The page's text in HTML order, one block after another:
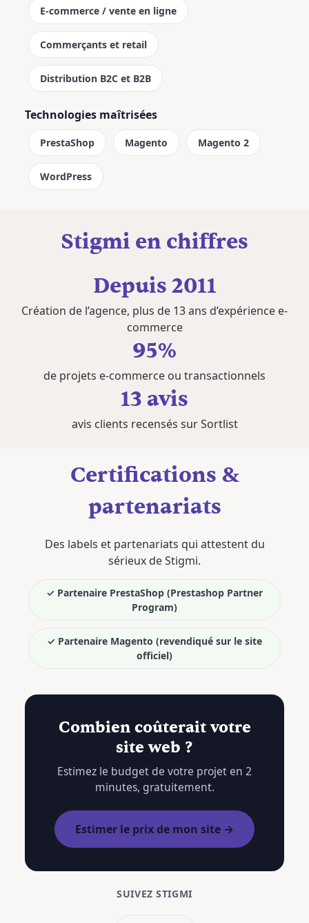
E-commerce / vente en ligne
Commerçants et retail
Distribution B2C et B2B
Technologies maîtrisées
PrestaShop Magento Magento 2
WordPress
Stigmi en chiffres
Depuis 2011
Création de l’agence, plus de 13 ans d’expérience e-
commerce
95%
de projets e-commerce ou transactionnels
13 avis
avis clients recensés sur Sortlist
Certifications &
partenariats
Des labels et partenariats qui attestent du
sérieux de Stigmi.
✓ Partenaire PrestaShop (Prestashop Partner
Program)
✓ Partenaire Magento (revendiqué sur le site
officiel)
Combien coûterait votre
site web ?
Estimez le budget de votre projet en 2
minutes, gratuitement.
Estimer le prix de mon site →
SUIVEZ STIGMI